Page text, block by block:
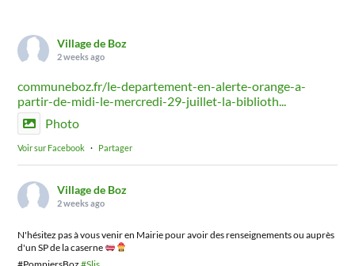
Village de Boz
2 weeks ago
communeboz.fr/le-departement-en-alerte-orange-a-
partir-de-midi-le-mercredi-29-juillet-la-biblioth...
Photo
Voir sur Facebook · Partager
Village de Boz
2 weeks ago
N'hésitez pas à vous venir en Mairie pour avoir des renseignements ou auprès
d'un SP de la caserne